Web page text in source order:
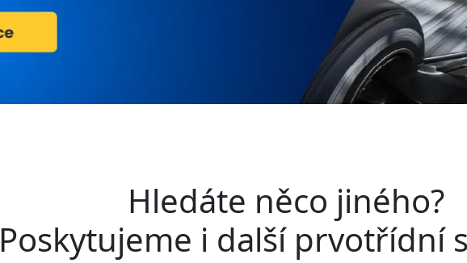
Hledáte něco jiného?
Poskytujeme i další prvotřídní